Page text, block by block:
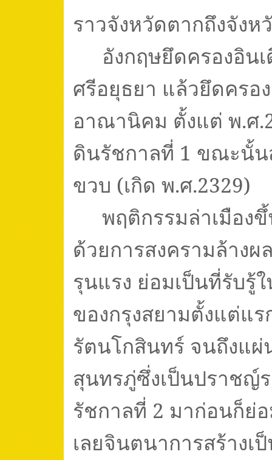
ราวจังหวัดตากถึงจังห
อังกฤษยึดครองอิน
ศรีอยุธยา แล้วยึดครอ
อาณานิคม ตั้งแต่ พ.ศ.
ดินรัชกาลที่ 1 ขณะนั้น
ขวบ (เกิด พ.ศ.2329)
พฤติกรรมล่าเมือง
ด้วยการสงครามล้างผ
รุนแรง ย่อมเป็นที่รับ
ของกรุงสยามตั้งแต่แ
รัตนโกสินทร์ จนถึงแ
สุนทรภู่ซึ่งเป็นปราชญ์
รัชกาลที่ 2 มาก่อนก็ย่
เลยจินตนาการสร้าง